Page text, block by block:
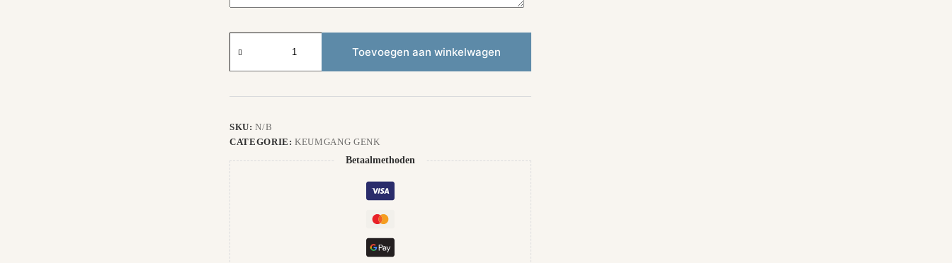
Casual
aantal
Toevoegen aan winkelwagen
SKU:N/B
CATEGORIE:KEUMGANG GENK
Betaalmethoden